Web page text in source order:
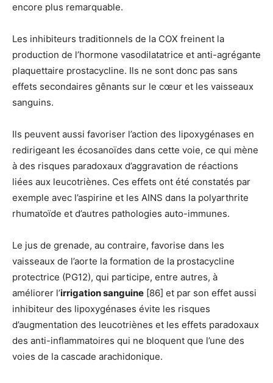
encore plus remarquable.
Les inhibiteurs traditionnels de la COX freinent la
production de l’hormone vasodilatatrice et anti-agrégante
plaquettaire prostacycline. Ils ne sont donc pas sans
effets secondaires gênants sur le cœur et les vaisseaux
sanguins.
Ils peuvent aussi favoriser l’action des lipoxygénases en
redirigeant les écosanoïdes dans cette voie, ce qui mène
à des risques paradoxaux d’aggravation de réactions
liées aux leucotriènes. Ces effets ont été constatés par
exemple avec l’aspirine et les AINS dans la polyarthrite
rhumatoïde et d’autres pathologies auto-immunes.
Le jus de grenade, au contraire, favorise dans les
vaisseaux de l’aorte la formation de la prostacycline
protectrice (PG12), qui participe, entre autres, à
améliorer l’irrigation sanguine [86] et par son effet aussi
inhibiteur des lipoxygénases évite les risques
d’augmentation des leucotriènes et les effets paradoxaux
des anti-inflammatoires qui ne bloquent que l’une des
voies de la cascade arachidonique.